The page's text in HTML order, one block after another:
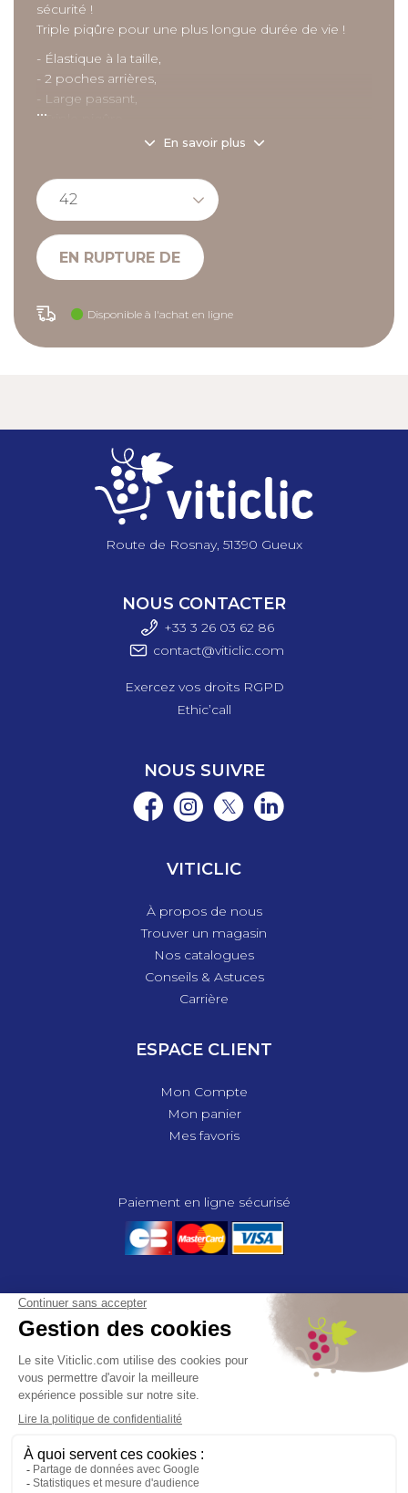
sécurité !
Triple piqûre pour une plus longue durée de vie !
- Élastique à la taille,
- 2 poches arrières,
- Large passant,
- Triple piqûre,
- Double poche mètre,
- Poche téléphone élastique,
- Poche grenouillère,
- Bandes rétro réfléchissantes.
Description
détaillée
Tailles disponibles du 38 au 52.
Coloris : Havane/Noir.
...
En savoir plus
Disponible à l'achat en ligne
Route de Rosnay, 51390 Gueux
NOUS CONTACTER
+33 3 26 03 62 86
contact@viticlic.com
Exercez vos droits RGPD
Ethic’call
NOUS SUIVRE
VITICLIC
À propos de nous
Trouver un magasin
Nos catalogues
Conseils & Astuces
Carrière
ESPACE CLIENT
Mon Compte
Mon panier
Mes favoris
Paiement en ligne sécurisé
© 2025 - GROUPE COMPAS, TOUS DROITS RÉSERVÉS.
MENTIONS LÉGALES
CGV
POLITIQUE DE CONFIDENTIALITÉ
COMPAS, à travers ses métiers de négociant et distributeur répond aux
horticulteurs, dans le domaine des espaces verts, des collectivités et des
particuliers. Le service développement de COMPAS travaille en
partenariat étroit avec le monde agricole et viticole pour mettre au point,
tester et proposer à ses clients les solutions les mieux adaptées. Agrément